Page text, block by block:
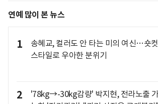
연예 많이 본 뉴스
1
송혜교, 컬러도 안 타는 미의 여신…숏컷
스타일로 우아한 분위기
2
'78kg→-30kg감량' 박지현, 전라노출